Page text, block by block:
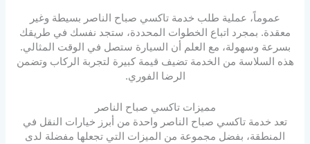
عموماً، عملية طلب خدمة تاكسي صباح الناصر بسيطة وغير
معقدة. بمجرد اتباع الخطوات المحددة، ستجد نفسك في طريقك
بسرعة وسهولة، مع العلم أن السيارة ستصل في الوقت المثالي.
هذه السلاسة من الخدمة تضيف قيمة كبيرة لتجربة الركاب وتضمن
الرضا الفوري.
مميزات تاكسي صباح الناصر
تعد خدمة تاكسي صباح الناصر واحدة من أبرز خيارات النقل في
المنطقة، بفضل مجموعة من الميزات التي تجعلها مفضلة لدى